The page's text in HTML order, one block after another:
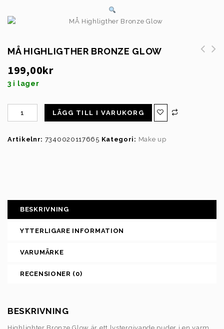
MÅ HIGHLIGTHER BRONZE GLOW
199,00kr
3 i lager
LÄGG TILL I VARUKORG
Artikelnr: 7340020117665 Kategori: Make up
BESKRIVNING
YTTERLIGARE INFORMATION
VARUMÄRKE
RECENSIONER (0)
BESKRIVNING